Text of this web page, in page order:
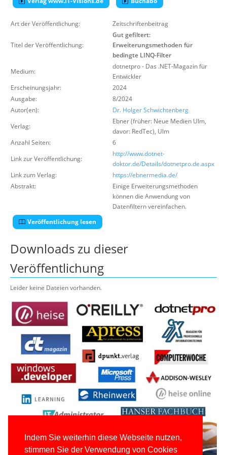
Indem Sie weiterhin diese Webseite nutzen,
stimmen Sie der Verwendung von Cookies
Über uns
Suche
Art der Veröffentlichung: Zeitschriftenbeitrag
Titel der Veröffentlichung:
Gut gefiltert:
Erweiterungsmethoden für
bedingte LINQ-Filter
Medium:
dotnetpro - Das .NET-Magazin für
Entwickler
Erscheinungsjahr:
2024
Ausgabe:
8/2024
Autor(en):
Dr. Holger Schwichtenberg
Verlag:
Ebner (früher: Neue Medien Ulm,
davor: RedTec), Ulm
Anzahl Seiten:
6
Link zur Veröffentlichung:
http://www.dotnet-
doktor.de/Details/dotnetpro.de.aspx
Link zum Verlag:
https://ebnermedia.de/
Abstrakt:
Einige Erweiterungsmethoden
können die Anwendung von
Datenfiltern vereinfachen.
Veröffentlichung lesen
Downloads zu dieser
Veröffentlichung
Leider keine Dateien vorhanden.